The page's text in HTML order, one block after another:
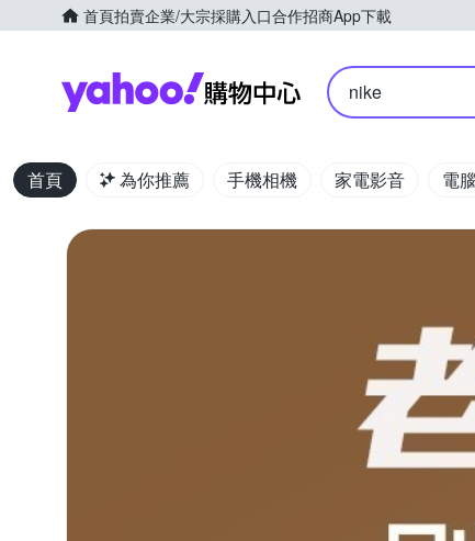
首頁拍賣企業/大宗採購入口合作招商App下載
Yahoo購物中心
nike
首頁 為你推薦 手機相機 家電影音 電